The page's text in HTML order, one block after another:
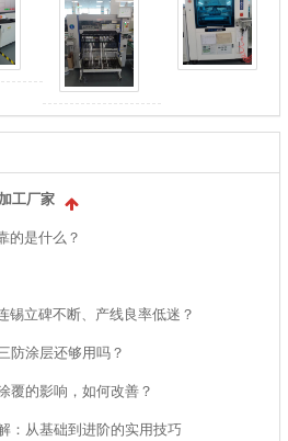
工厂家
的是什么？
锡立碑不断、产线良率低迷？
防涂层还够用吗？
覆的影响，如何改善？
：从基础到进阶的实用技巧